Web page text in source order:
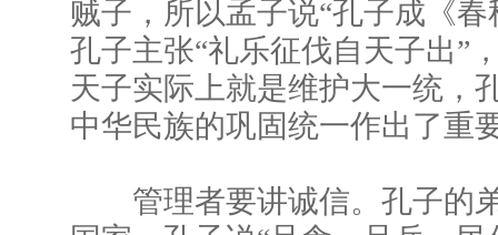
贼子，所以孟子说“孔子成《
孔子主张“礼乐征伐自天子出”
天子实际上就是维护大一统，
中华民族的巩固统一作出了重
管理者要讲诚信。孔子的